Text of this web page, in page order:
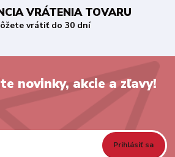
VRÁTENIA TOVARU
vrátiť do 30 dní
novinky, akcie a zľavy!
Prihlásiť sa